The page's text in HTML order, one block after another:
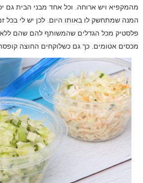
מהמקפיא ויש ארוחה. וכל אחד מבני הבית גם
המנה שמתחשק לו באותו היום. לכן יש לי בכל
פלסטיק מכל הגדלים שהמשותף להם שהם ללא
מכסים אטומים. כך גם כשלוקחים החוצה קופסת